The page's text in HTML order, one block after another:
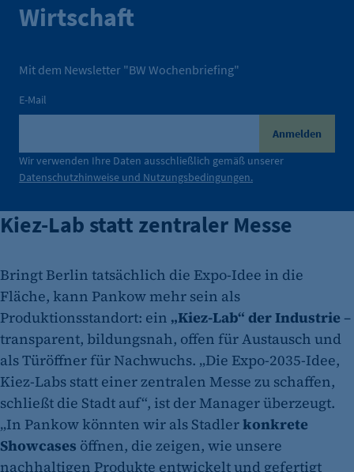
Wirtschaft
Mit dem Newsletter "BW Wochenbriefing"
E-Mail
Anmelden
Wir verwenden Ihre Daten ausschließlich gemäß unserer
Datenschutzhinweise und Nutzungsbedingungen.
Kiez-Lab statt zentraler Messe
Bringt Berlin tatsächlich die Expo-Idee in die
Fläche, kann Pankow mehr sein als
Produktionsstandort: ein „Kiez-Lab“ der Industrie –
transparent, bildungsnah, offen für Austausch und
als Türöffner für Nachwuchs. „Die Expo-2035-Idee,
Kiez-Labs statt einer zentralen Messe zu schaffen,
schließt die Stadt auf“, ist der Manager überzeugt.
„In Pankow könnten wir als Stadlerkonkrete
Showcases öffnen, die zeigen, wie unsere
nachhaltigen Produkte entwickelt und gefertigt